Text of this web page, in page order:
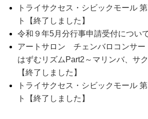
トライサクセス・シビックモール
ト【終了しました】
令和９年5月分行事申請受付につい
アートサロン チェンバロコンサー
はずむリズムPart2～マリンバ、サ
【終了しました】
トライサクセス・シビックモール
ト【終了しました】